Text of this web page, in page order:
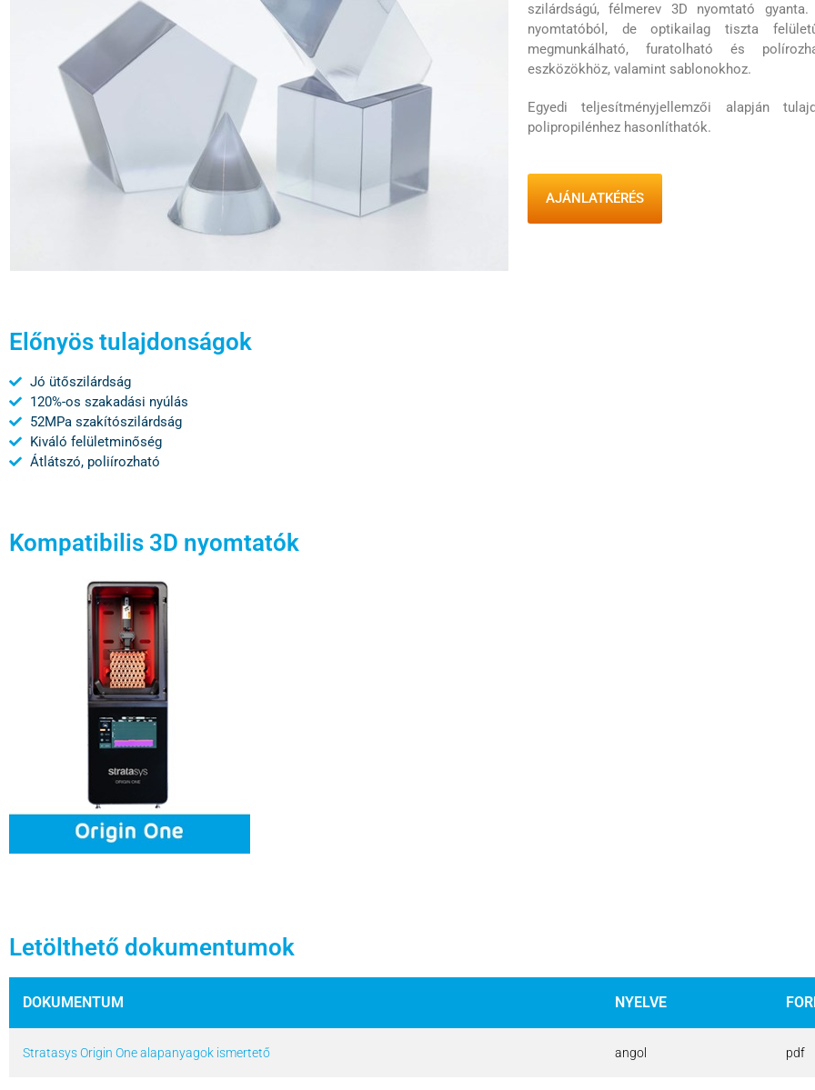
szilárdságú, félmerev 3D nyomtató
nyomtatóból, de optikailag tiszta
megmunkálható, furatolható és
eszközökhöz, valamint sablonokhoz.
Egyedi teljesítményjellemzői alapján
polipropilénhez hasonlíthatók.
AJÁNLATKÉRÉS
Előnyös tulajdonságok
Jó ütőszilárdság
120%-os szakadási nyúlás
52MPa szakítószilárdság
Kiváló felületminőség
Átlátszó, poliírozható
Kompatibilis 3D nyomtatók
Letölthető dokumentumok
DOKUMENTUM NYELVE
Stratasys Origin One alapanyagok ismertető angol pdf